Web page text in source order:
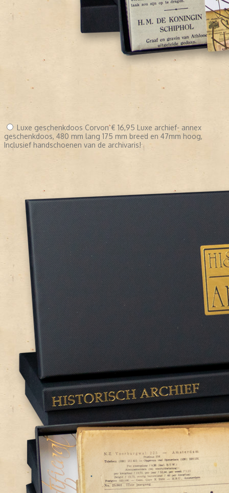
Luxe geschenkdoos Corvon € 16,95 Luxe archief- annex
geschenkdoos, 480 mm lang 175 mm breed en 47mm hoog,
Inclusief handschoenen van de archivaris!